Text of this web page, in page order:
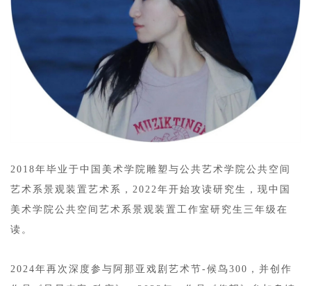
2018年毕业于中国美术学院雕塑与公共艺术学院公共空间
艺术系景观装置艺术系，2022年开始攻读研究生，现中国
美术学院公共空间艺术系景观装置工作室研究生三年级在
读。
2024年再次深度参与阿那亚戏剧艺术节-候鸟300，并创作